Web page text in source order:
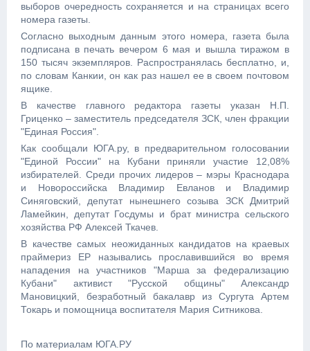
выборов очередность сохраняется и на страницах всего
номера газеты.
Согласно выходным данным этого номера, газета была
подписана в печать вечером 6 мая и вышла тиражом в
150 тысяч экземпляров. Распространялась бесплатно, и,
по словам Канкии, он как раз нашел ее в своем почтовом
ящике.
В качестве главного редактора газеты указан Н.П.
Гриценко – заместитель председателя ЗСК, член фракции
"Единая Россия".
Как сообщали ЮГА.ру, в предварительном голосовании
"Единой России" на Кубани приняли участие 12,08%
избирателей. Среди прочих лидеров – мэры Краснодара
и Новороссийска Владимир Евланов и Владимир
Синяговский, депутат нынешнего созыва ЗСК Дмитрий
Ламейкин, депутат Госдумы и брат министра сельского
хозяйства РФ Алексей Ткачев.
В качестве самых неожиданных кандидатов на краевых
праймериз ЕР назывались прославившийся во время
нападения на участников "Марша за федерализацию
Кубани" активист "Русской общины" Александр
Мановицкий, безработный бакалавр из Сургута Артем
Токарь и помощница воспитателя Мария Ситникова.
По материалам ЮГА.РУ